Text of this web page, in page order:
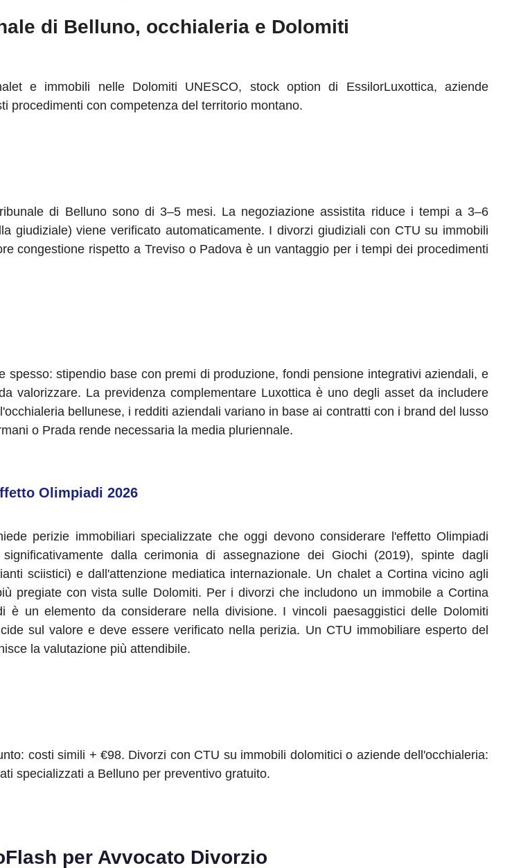
di Belluno, occhialeria e Dolomiti
e immobili nelle Dolomiti UNESCO, stock option di EssilorLuxottica, aziende
procedimenti con competenza del territorio montano.
di Belluno sono di 3–5 mesi. La negoziazione assistita riduce i tempi a 3–6
giudiziale) viene verificato automaticamente. I divorzi giudiziali con CTU su immobili
congestione rispetto a Treviso o Padova è un vantaggio per i tempi dei procedimenti
stipendio base con premi di produzione, fondi pensione integrativi aziendali, e
valorizzare. La previdenza complementare Luxottica è uno degli asset da includere
bellunese, i redditi aziendali variano in base ai contratti con i brand del lusso
o Prada rende necessaria la media pluriennale.
Olimpiadi 2026
perizie immobiliari specializzate che oggi devono considerare l'effetto Olimpiadi
dalla cerimonia di assegnazione dei Giochi (2019), spinte dagli
sciistici) e dall'attenzione mediatica internazionale. Un chalet a Cortina vicino agli
pregiate con vista sulle Dolomiti. Per i divorzi che includono un immobile a Cortina
un elemento da considerare nella divisione. I vincoli paesaggistici delle Dolomiti
sul valore e deve essere verificato nella perizia. Un CTU immobiliare esperto del
la valutazione più attendibile.
costi simili + €98. Divorzi con CTU su immobili dolomitici o aziende dell'occhialeria:
specializzati a Belluno per preventivo gratuito.
per Avvocato Divorzio